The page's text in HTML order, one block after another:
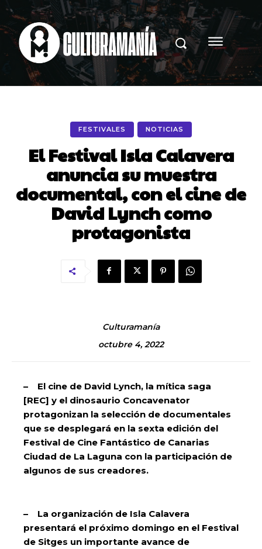
FESTIVALES NOTICIAS
El Festival Isla Calavera
anuncia su muestra
documental, con el cine de
David Lynch como
protagonista
Culturamanía
octubre 4, 2022
– El cine de David Lynch, la mítica saga
[REC] y el dinosaurio Concavenator
protagonizan la selección de documentales
que se desplegará en la sexta edición del
Festival de Cine Fantástico de Canarias
Ciudad de La Laguna con la participación de
algunos de sus creadores.
– La organización de Isla Calavera
presentará el próximo domingo en el Festival
de Sitges un importante avance de